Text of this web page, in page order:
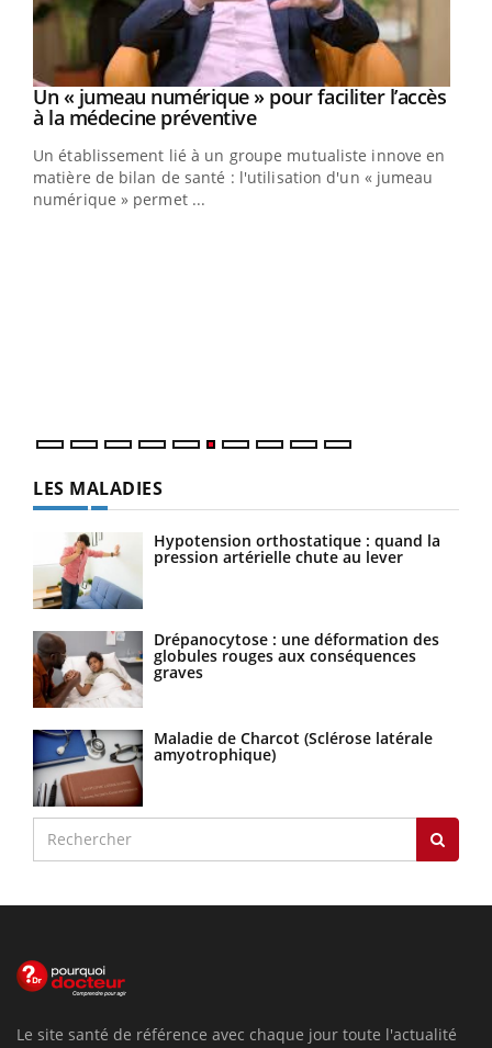
Youtube
Un « jumeau numérique » pour faciliter l’accès
à la médecine préventiveYoutube
Un établissement lié à un groupe mutualiste innove en
matière de bilan de santé : l'utilisation d'un « jumeau
numérique » permet ...
LES MALADIES
Hypotension orthostatique : quand la
pression artérielle chute au lever
Drépanocytose : une déformation des
globules rouges aux conséquences
graves
Maladie de Charcot (Sclérose latérale
amyotrophique)
Le site santé de référence avec chaque jour toute l'actualité